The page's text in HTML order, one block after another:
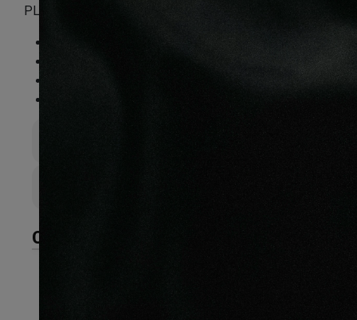
PLINTHE MDF GALA GRIS 40X22X2400
CARACTÉRISTIQUES